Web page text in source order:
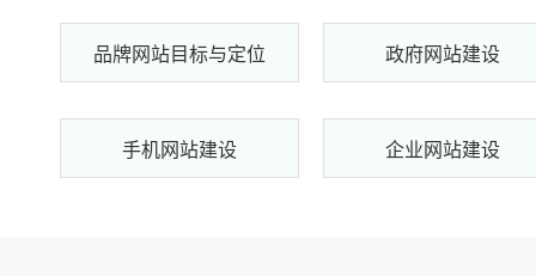
品牌网站目标与定位 政府网站建设
手机网站建设 企业网站建设